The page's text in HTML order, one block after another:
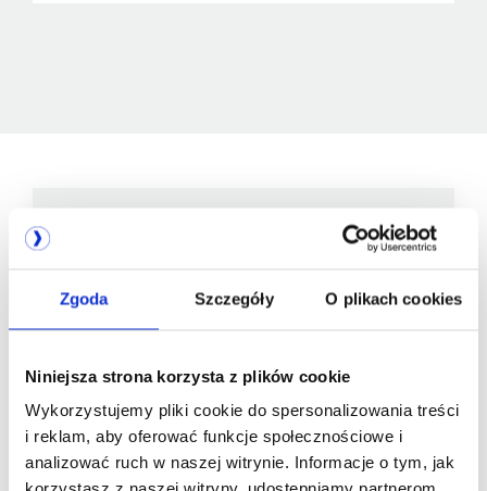
Zgoda Szczegóły O plikach cookies
Niniejsza strona korzysta z plików cookie
Wykorzystujemy pliki cookie do spersonalizowania treści
i reklam, aby oferować funkcje społecznościowe i
analizować ruch w naszej witrynie. Informacje o tym, jak
członkiem